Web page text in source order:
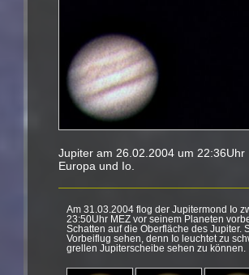
Jupiter am 26.02.2004 um
Europa und Io.
Am 31.03.2004 flog der Jupitermond Io
23:50Uhr MEZ vor seinem Planeten
Schatten auf die Oberfläche des Jupiter.
Vorbeiflug sehen, denn Io leuchtet zu
grellen Jupiterscheibe sehen zu können.